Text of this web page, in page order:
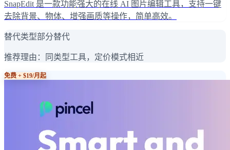
SnapEdit 是一款功能强大的在线 AI 图片编辑工具，支持一键
去除背景、物体、增强画质等操作，简单高效。
替代类型部分替代
推荐理由： 同类型工具，定价模式相近
免费 + $19/月起